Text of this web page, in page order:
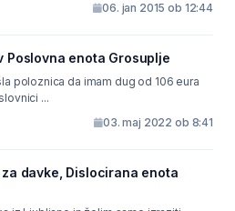
06. jan 2015 ob 12:44
Poslovna enota Grosuplje
poloznica da imam dug od 106 eura
...
03. maj 2022 ob 8:41
davke, Dislocirana enota